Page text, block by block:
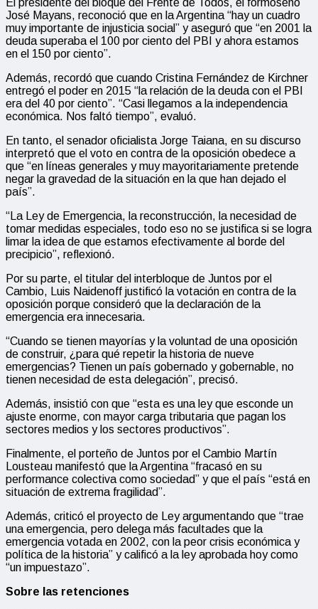
El presidente del bloque del Frente de Todos, el formoseño
José Mayans, reconoció que en la Argentina “hay un cuadro
muy importante de injusticia social” y aseguró que “en 2001 la
deuda superaba el 100 por ciento del PBI y ahora estamos
en el 150 por ciento”.
Además, recordó que cuando Cristina Fernández de Kirchner
entregó el poder en 2015 “la relación de la deuda con el PBI
era del 40 por ciento”. “Casi llegamos a la independencia
económica. Nos faltó tiempo”, evaluó.
En tanto, el senador oficialista Jorge Taiana, en su discurso
interpretó que el voto en contra de la oposición obedece a
que “en líneas generales y muy mayoritariamente pretende
negar la gravedad de la situación en la que han dejado el
país”.
“La Ley de Emergencia, la reconstrucción, la necesidad de
tomar medidas especiales, todo eso no se justifica si se logra
limar la idea de que estamos efectivamente al borde del
precipicio”, reflexionó.
Por su parte, el titular del interbloque de Juntos por el
Cambio, Luis Naidenoff justificó la votación en contra de la
oposición porque consideró que la declaración de la
emergencia era innecesaria.
“Cuando se tienen mayorías y la voluntad de una oposición
de construir, ¿para qué repetir la historia de nueve
emergencias? Tienen un país gobernado y gobernable, no
tienen necesidad de esta delegación”, precisó.
Además, insistió con que “esta es una ley que esconde un
ajuste enorme, con mayor carga tributaria que pagan los
sectores medios y los sectores productivos”.
Finalmente, el porteño de Juntos por el Cambio Martín
Lousteau manifestó que la Argentina “fracasó en su
performance colectiva como sociedad” y que el país “está en
situación de extrema fragilidad”.
Además, criticó el proyecto de Ley argumentando que “trae
una emergencia, pero delega más facultades que la
emergencia votada en 2002, con la peor crisis económica y
política de la historia” y calificó a la ley aprobada hoy como
“un impuestazo”.
Sobre las retenciones